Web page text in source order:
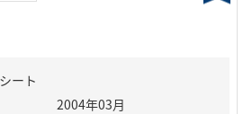
ート
2004年03月